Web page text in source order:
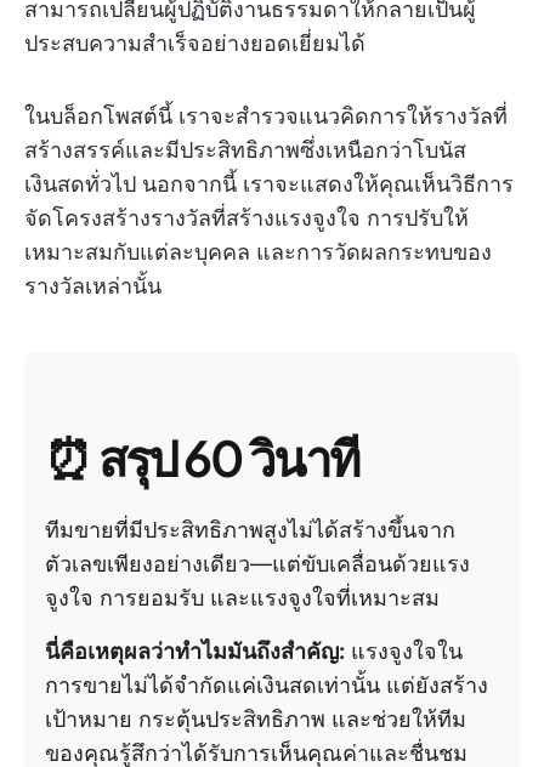
สามารถเปลี่ยนผู้ปฏิบัติงานธรรมดาให้กลายเป็นผู้
ประสบความสำเร็จอย่างยอดเยี่ยมได้
ในบล็อกโพสต์นี้ เราจะสำรวจแนวคิดการให้รางวัลที่
สร้างสรรค์และมีประสิทธิภาพซึ่งเหนือกว่าโบนัส
เงินสดทั่วไป นอกจากนี้ เราจะแสดงให้คุณเห็นวิธีการ
จัดโครงสร้างรางวัลที่สร้างแรงจูงใจ การปรับให้
เหมาะสมกับแต่ละบุคคล และการวัดผลกระทบของ
รางวัลเหล่านั้น
⏰ สรุป 60 วินาที
ทีมขายที่มีประสิทธิภาพสูงไม่ได้สร้างขึ้นจาก
ตัวเลขเพียงอย่างเดียว—แต่ขับเคลื่อนด้วยแรง
จูงใจ การยอมรับ และแรงจูงใจที่เหมาะสม
นี่คือเหตุผลว่าทำไมมันถึงสำคัญ: แรงจูงใจใน
การขายไม่ได้จำกัดแค่เงินสดเท่านั้น แต่ยังสร้าง
เป้าหมาย กระตุ้นประสิทธิภาพ และช่วยให้ทีม
ของคุณรู้สึกว่าได้รับการเห็นคุณค่าและชื่นชม